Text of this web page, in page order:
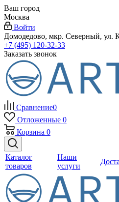
Ваш город
Москва
Войти
Домодедово, мкр. Северный, ул.
+7 (495) 120-32-33
Заказать звонок
Сравнение0
Отложенные 0
Корзина 0
Каталог
товаров
Наши
услуги